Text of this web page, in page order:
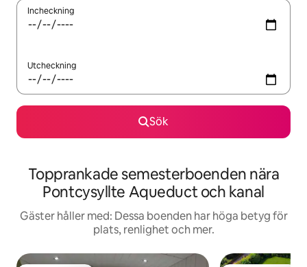
Incheckning
Utcheckning
Sök
Topprankade semesterboenden nära
Pontcysyllte Aqueduct och kanal
Gäster håller med: Dessa boenden har höga betyg för
plats, renlighet och mer.